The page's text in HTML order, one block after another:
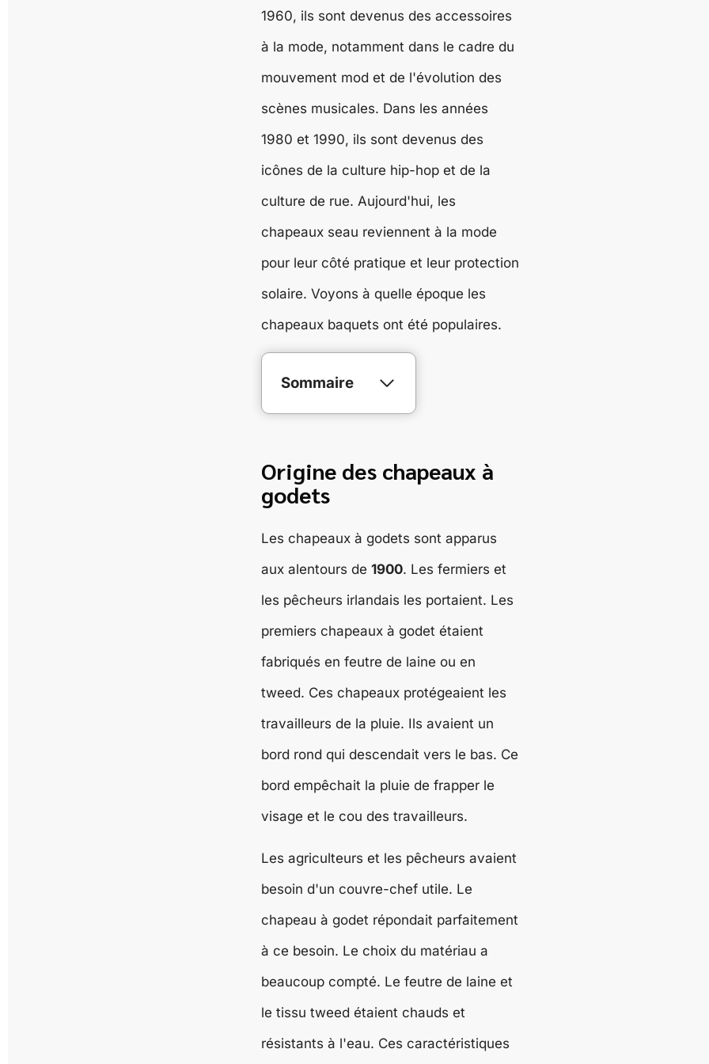
1960, ils sont devenus des accessoires
à la mode, notamment dans le cadre du
mouvement mod et de l'évolution des
scènes musicales. Dans les années
1980 et 1990, ils sont devenus des
icônes de la culture hip-hop et de la
culture de rue. Aujourd'hui, les
chapeaux seau reviennent à la mode
pour leur côté pratique et leur protection
solaire. Voyons à quelle époque les
chapeaux baquets ont été populaires.
Sommaire
Origine des chapeaux à
godets
Les chapeaux à godets sont apparus
aux alentours de 1900. Les fermiers et
les pêcheurs irlandais les portaient. Les
premiers chapeaux à godet étaient
fabriqués en feutre de laine ou en
tweed. Ces chapeaux protégeaient les
travailleurs de la pluie. Ils avaient un
bord rond qui descendait vers le bas. Ce
bord empêchait la pluie de frapper le
visage et le cou des travailleurs.
Les agriculteurs et les pêcheurs avaient
besoin d'un couvre-chef utile. Le
chapeau à godet répondait parfaitement
à ce besoin. Le choix du matériau a
beaucoup compté. Le feutre de laine et
le tissu tweed étaient chauds et
résistants à l'eau. Ces caractéristiques